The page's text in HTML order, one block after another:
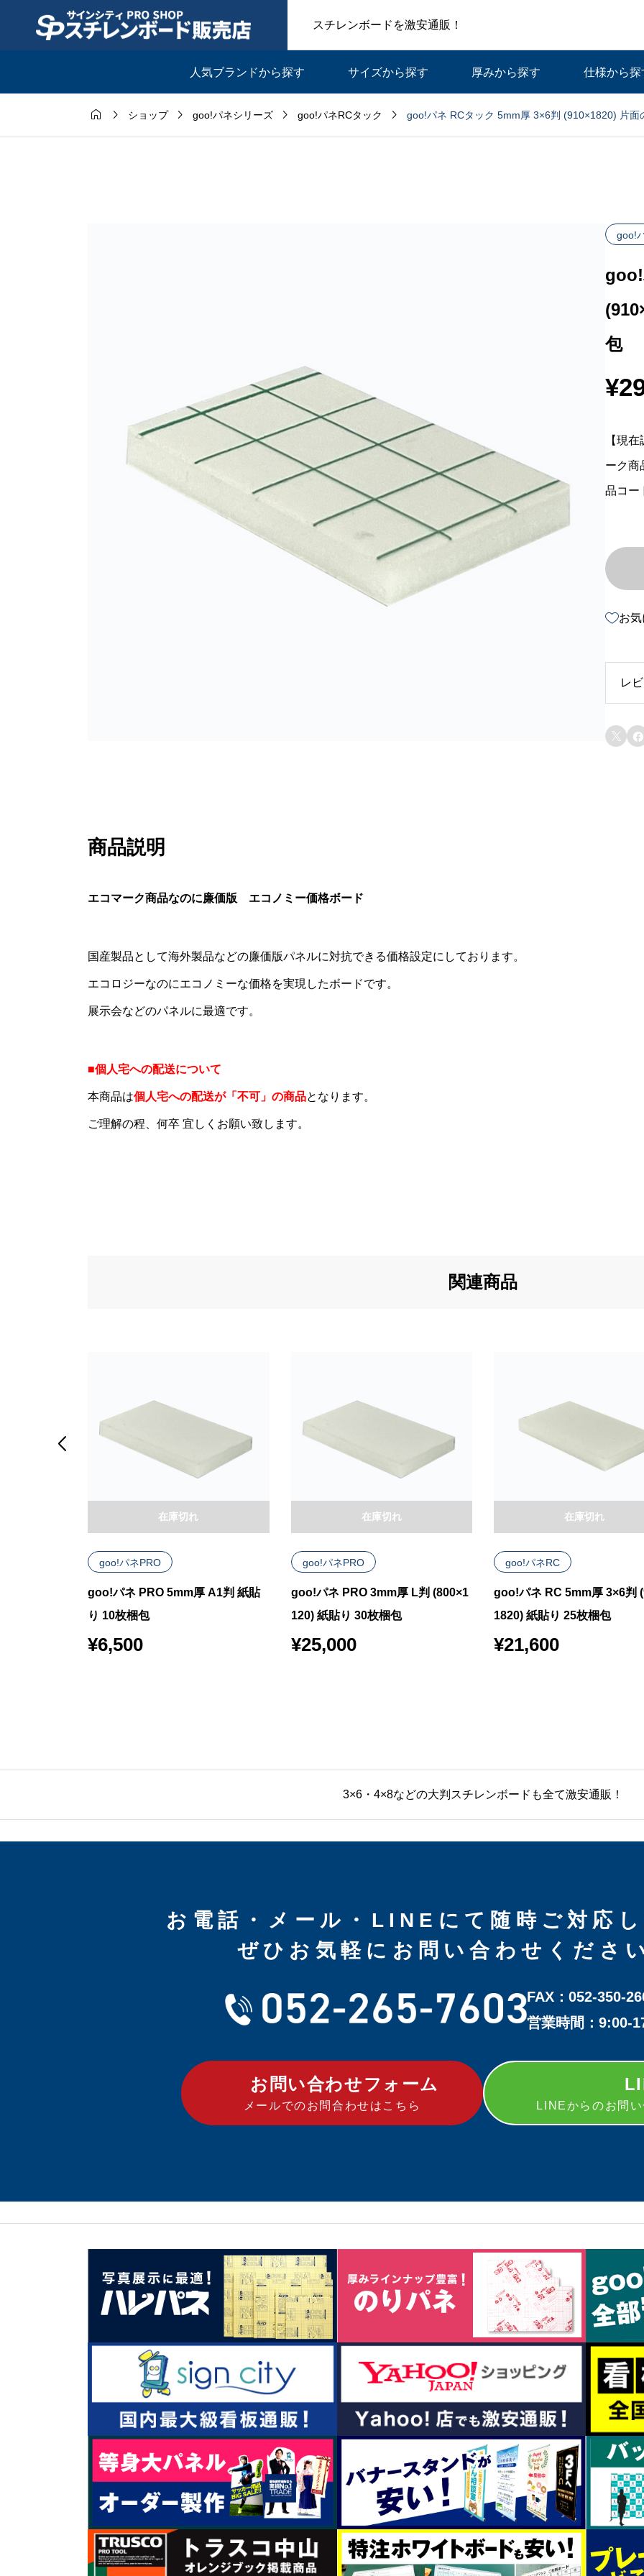
スチレンボードを激安通販！
人気ブランドから探す サイズから探す 厚みから探す 仕様から探
  ショップ  goo!パネシリーズ  goo!パネRCタック  goo!パネ RCタック 5mm厚 3×6判 (910×1820) 片面
goo!
包
¥
【現
ーク
品コー
お
レ
 
商品説明
エコマーク商品なのに廉価版 エコノミー価格ボード
国産製品として海外製品などの廉価版パネルに対抗できる価格設定にしております。
エコロジーなのにエコノミーな価格を実現したボードです。
展示会などのパネルに最適です。
■個人宅への配送について
本商品は個人宅への配送が「不可」の商品となります。
ご理解の程、何卒 宜しくお願い致します。
関連商品
goo!パネPRO
goo!パネ PRO 5mm厚 A1判 紙貼
り 10枚梱包
¥6,500
在庫切れ
goo!パネPRO
goo!パネ PRO 3mm厚 L判 (800×1
120) 紙貼り 30枚梱包
¥25,000
在庫切れ
goo!パネRC
goo!パネ RC 5mm厚 3×6判
1820) 紙貼り 25枚梱包
¥21,600
在庫切れ

3×6・4×8などの大判スチレンボードも全て激安通販！
お電話・メール・LINEにて随時ご対応し
ぜひお気軽にお問い合わせくださ
FAX：052-350-
営業時間：9:00-
お問い合わせフォーム
メールでのお問合わせはこちら LINEからのお問